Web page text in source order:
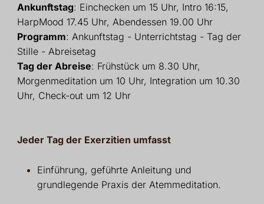
Ankunftstag: Einchecken um 15 Uhr, Intro 16:15,
HarpMood 17.45 Uhr, Abendessen 19.00 Uhr
Programm: Ankunftstag - Unterrichtstag - Tag der
Stille - Abreisetag
Tag der Abreise: Frühstück um 8.30 Uhr,
Morgenmeditation um 10 Uhr, Integration um 10.30
Uhr, Check-out um 12 Uhr
Jeder Tag der Exerzitien umfasst
Einführung, geführte Anleitung und
grundlegende Praxis der Atemmeditation.